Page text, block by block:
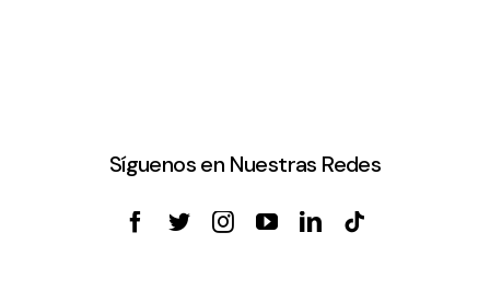
Síguenos en Nuestras Redes